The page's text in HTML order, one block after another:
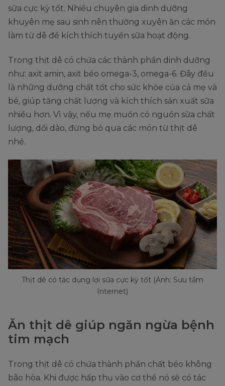
sữa cực kỳ tốt. Nhiều chuyên gia dinh dưỡng
khuyên mẹ sau sinh nên thường xuyên ăn các món
làm từ dê để kích thích tuyến sữa hoạt động.
Trong thịt dê có chứa các thành phần dinh dưỡng
như: axit amin, axit béo omega-3, omega-6. Đây đều
là những dưỡng chất tốt cho sức khỏe của cả mẹ và
bé, giúp tăng chất lượng và kích thích sản xuất sữa
nhiều hơn. Vì vậy, nếu mẹ muốn có nguồn sữa chất
lượng, dồi dào, đừng bỏ qua các món từ thịt dê
nhé.
Thịt dê có tác dụng lợi sữa cực kỳ tốt (Ảnh: Sưu tầm
Internet)
Ăn thịt dê giúp ngăn ngừa bệnh
tim mạch
Trong thịt dê có chứa thành phần chất béo không
bão hòa. Khi được hấp thụ vào cơ thể nó sẽ có tác